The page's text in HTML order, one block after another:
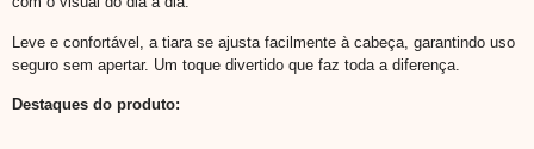
Leve e confortável, a tiara se ajusta facilmente à cabeça, garantindo uso
seguro sem apertar. Um toque divertido que faz toda a diferença.
Destaques do produto: